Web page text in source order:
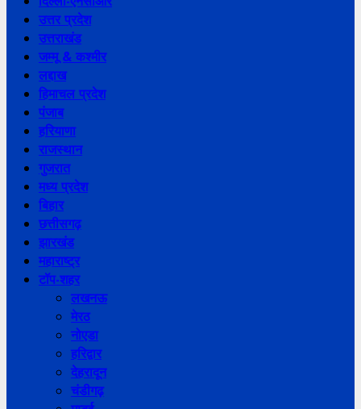
उत्तर प्रदेश
उत्तराखंड
जम्मू & कश्मीर
लद्दाख
हिमाचल प्रदेश
पंजाब
हरियाणा
राजस्थान
गुजरात
मध्य प्रदेश
बिहार
छत्तीसगढ़
झारखंड
महाराष्ट्र
टॉप-शहर
लखनऊ
मेरठ
नोएडा
हरिद्वार
देहरादून
चंडीगढ़